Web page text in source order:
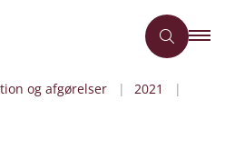
og afgørelser
2021